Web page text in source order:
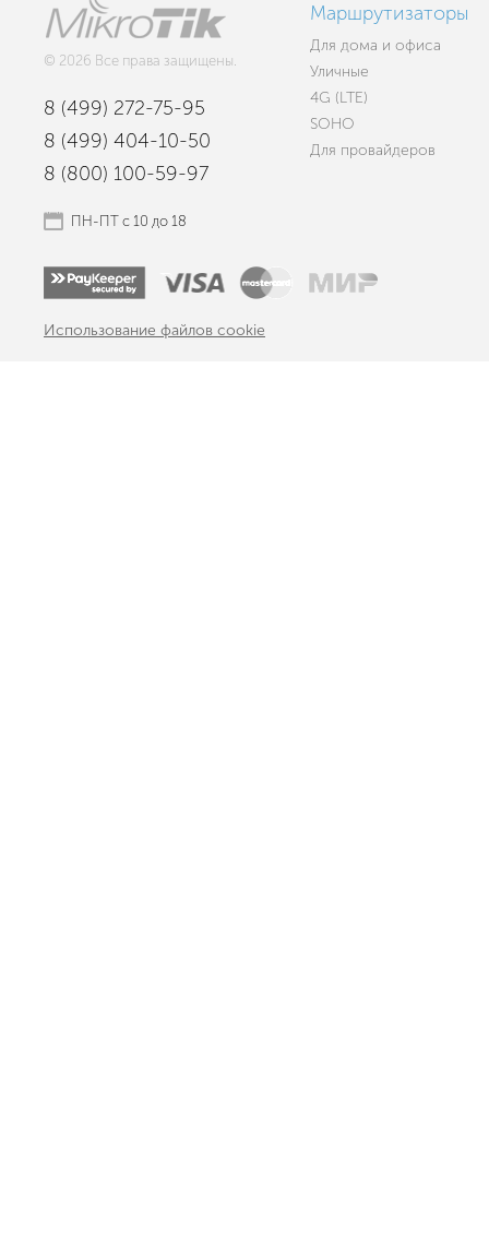
© 2026 Все права защищены.
8 (499) 272-75-95
8 (499) 404-10-50
8 (800) 100-59-97
ПН-ПТ с 10 до 18
Маршрутизаторы
Для дома и офиса
Уличные
4G (LTE)
SOHO
Для провайдеров
Использование файлов cookie